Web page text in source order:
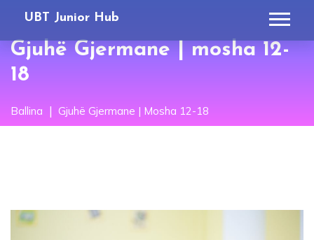
UBT Junior Hub
Gjuhë Gjermane | mosha 12-
18
Ballina Gjuhë Gjermane | Mosha 12-18